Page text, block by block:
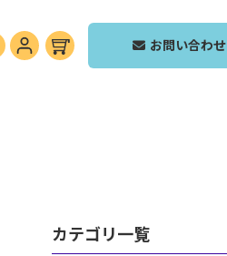
お問い合わせ
カテゴリ一覧